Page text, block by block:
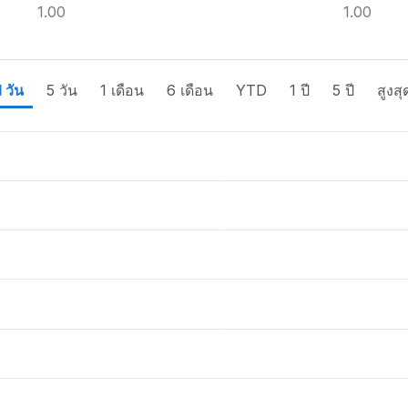
1.00 1.00
วัน 5 วัน 1 เดือน 6 เดือน YTD 1 ปี 5 ปี สูงสุ